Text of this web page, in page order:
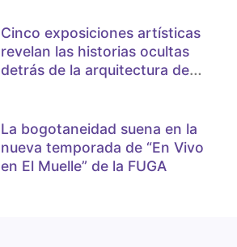
Cinco exposiciones artísticas
revelan las historias ocultas
detrás de la arquitectura de
La bogotaneidad suena en la
nueva temporada de “En Vivo
en El Muelle” de la FUGA